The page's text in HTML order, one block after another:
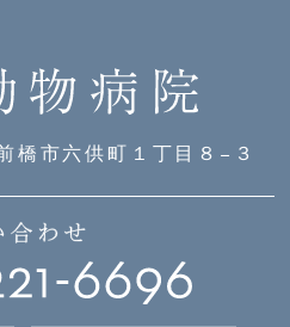
市六供町１丁目８−３